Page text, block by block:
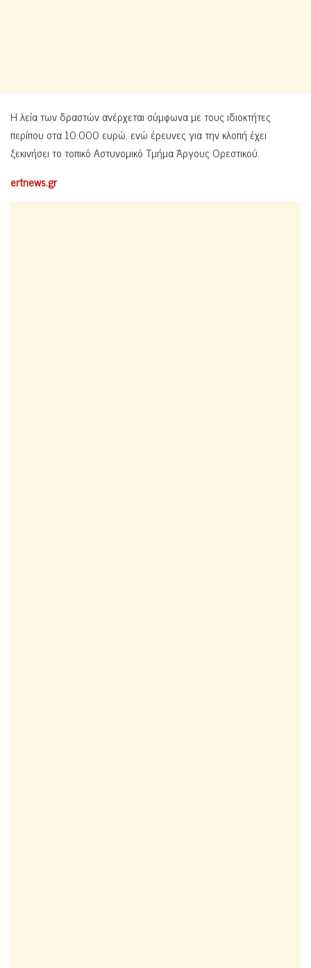
Η λεία των δραστών ανέρχεται σύμφωνα με τους ιδιοκτήτες
περίπου στα 10.000 ευρώ, ενώ έρευνες για την κλοπή έχει
ξεκινήσει το τοπικό Αστυνομικό Τμήμα Άργους Ορεστικού.
ertnews.gr